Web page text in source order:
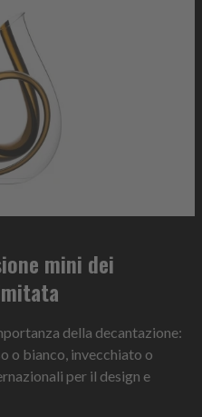
mini dei
della decantazione:
o bianco, invecchiato o
per il design e